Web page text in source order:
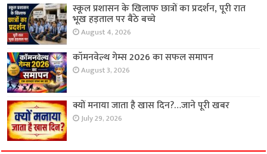
स्कूल प्रशासन के खिलाफ छात्रों का प्रदर्शन, पूरी रात
भूख हड़ताल पर बैठे बच्चे
August 4, 2026
कॉमनवेल्थ गेम्स 2026 का सफल समापन
August 3, 2026
क्यों मनाया जाता है खास दिन?…जाने पूरी खबर
July 29, 2026